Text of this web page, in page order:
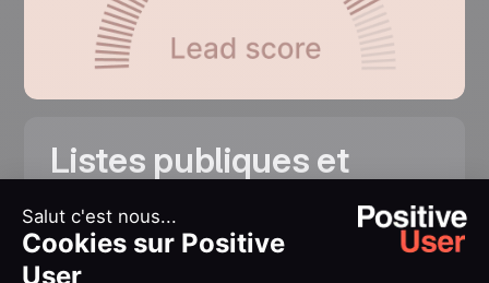
Listes publiques et
privées
Utilisez les listes publiques pour les abonnements
et les listes privées pour vos besoins internes.
Simplifiez la conformité RGPD, le double opt-in et